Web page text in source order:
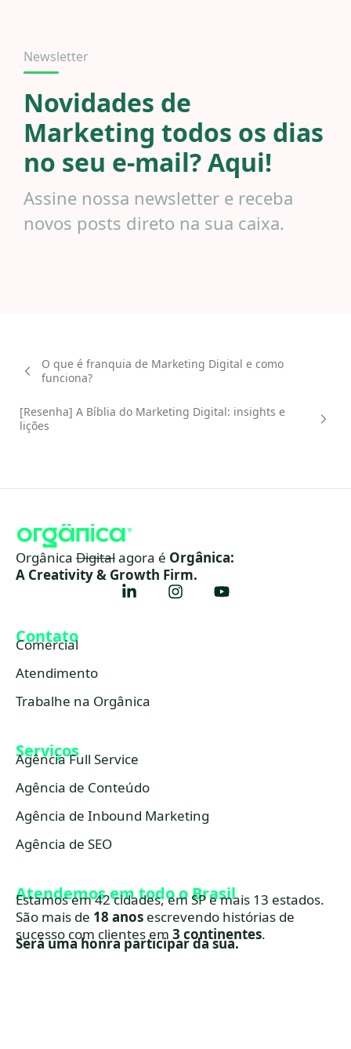
Newsletter
Novidades de
Marketing todos os dias
no seu e-mail? Aqui!
Assine nossa newsletter e receba
novos posts direto na sua caixa.
O que é franquia de Marketing Digital e como
funciona?
[Resenha] A Bíblia do Marketing Digital: insights e
lições
Orgânica Digitalagora é Orgânica:
A Creativity & Growth Firm.
Contato
Comercial
Atendimento
Trabalhe na Orgânica
Serviços
Agência Full Service
Agência de Conteúdo
Agência de Inbound Marketing
Agência de SEO
Atendemos em todo o Brasil
Estamos em 42 cidades, em SP e mais 13 estados.
São mais de 18 anos escrevendo histórias de
sucesso com clientes em 3 continentes.
Será uma honra participar da sua.